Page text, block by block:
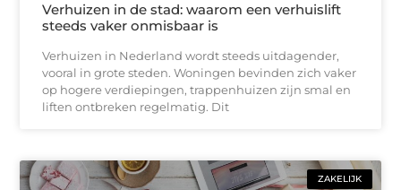
Verhuizen in de stad: waarom een verhuislift
steeds vaker onmisbaar is
Verhuizen in Nederland wordt steeds uitdagender,
vooral in grote steden. Woningen bevinden zich vaker
op hogere verdiepingen, trappenhuizen zijn smal en
liften ontbreken regelmatig. Dit
ZAKELIJK